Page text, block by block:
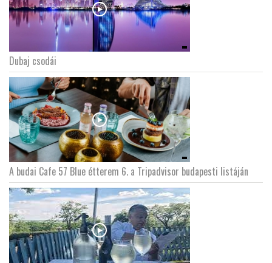
GLOBOZSARU
DOBRAVERO.HU
LATIMO.HU
GLOBOBOOK
Dubaj csodái
A budai Cafe 57 Blue étterem 6. a Tripadvisor budapesti listáján